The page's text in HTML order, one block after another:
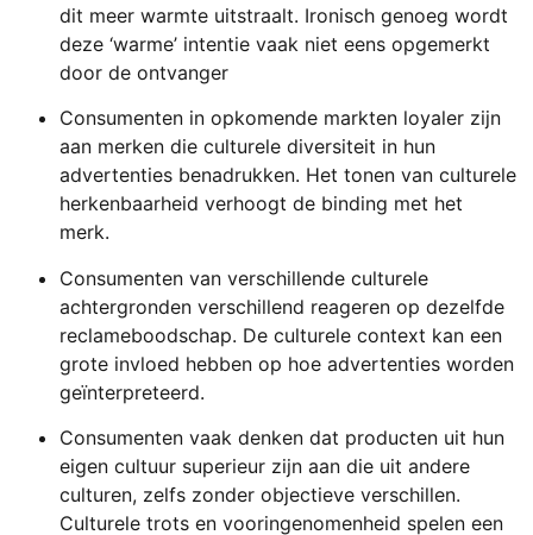
dit meer warmte uitstraalt. Ironisch genoeg wordt
deze ‘warme’ intentie vaak niet eens opgemerkt
door de ontvanger
Consumenten in opkomende markten loyaler zijn
aan merken die culturele diversiteit in hun
advertenties benadrukken. Het tonen van culturele
herkenbaarheid verhoogt de binding met het
merk.
Consumenten van verschillende culturele
achtergronden verschillend reageren op dezelfde
reclameboodschap. De culturele context kan een
grote invloed hebben op hoe advertenties worden
geïnterpreteerd.
Consumenten vaak denken dat producten uit hun
eigen cultuur superieur zijn aan die uit andere
culturen, zelfs zonder objectieve verschillen.
Culturele trots en vooringenomenheid spelen een